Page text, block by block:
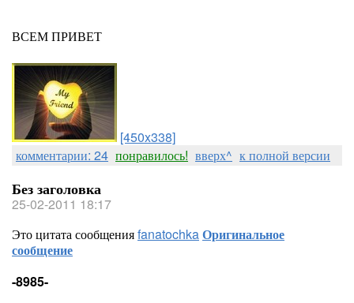
ВСЕМ ПРИВЕТ
[450x338]
комментарии: 24 понравилось! вверх^ к полной версии
Без заголовка
25-02-2011 18:17
Это цитата сообщенияfanatochkaОригинальное
сообщение
-8985-